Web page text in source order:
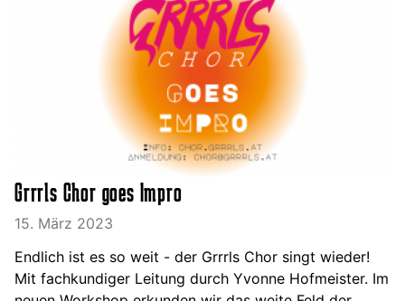
Grrrls Chor goes Impro
15. März 2023
Endlich ist es so weit - der Grrrls Chor singt wieder!
Mit fachkundiger Leitung durch Yvonne Hofmeister. Im